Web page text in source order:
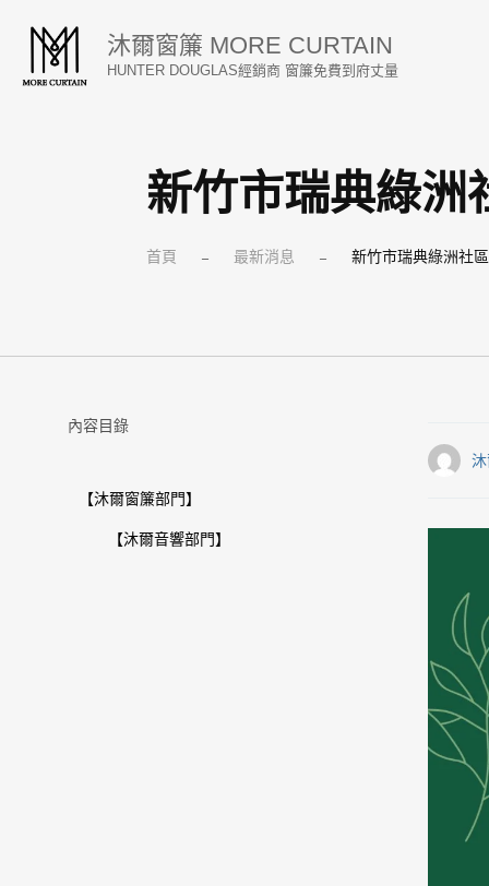
沐爾窗簾 MORE CURTAIN
HUNTER DOUGLAS經銷商 窗簾免費到府丈量
新竹市瑞典綠洲
首頁 – 最新消息 – 新竹市瑞典綠洲社
內容目錄
【沐爾窗簾部門】
【沐爾音響部門】